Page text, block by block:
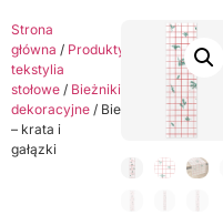
Strona
główna / Produkty
Dekoracyjne
tekstylia
stołowe / Bieżniki
dekoracyjne / Bieżnik
– krata i
gałązki